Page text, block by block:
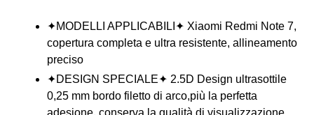
✦MODELLI APPLICABILI✦ Xiaomi Redmi Note 7,
copertura completa e ultra resistente, allineamento
preciso
✦DESIGN SPECIALE✦ 2.5D Design ultrasottile
0,25 mm bordo filetto di arco,più la perfetta